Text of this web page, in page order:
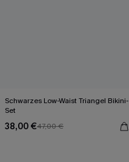
Schwarzes Low-Waist Triangel Bikini-
Set
38,00 €47,00 €